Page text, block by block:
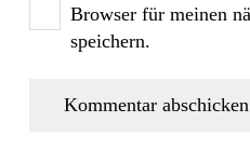
Browser für meinen
speichern.
Kommentar abschicken